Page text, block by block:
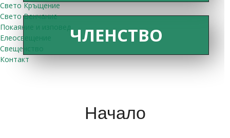
Свето Кръщение
Свето Венчание
Покаяние и изповед
Елеосвещение
Свещенство
Контакт
ЧЛЕНСТВО
Начало